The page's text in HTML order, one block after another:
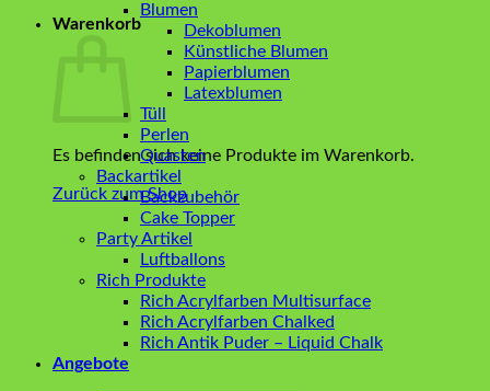
Warenkorb
Es befinden sich keine Produkte im Warenkorb.
Zurück zum Shop
Blumen
Dekoblumen
Künstliche Blumen
Papierblumen
Latexblumen
Tüll
Perlen
Quasten
Backartikel
Backzubehör
Cake Topper
Party Artikel
Luftballons
Rich Produkte
Rich Acrylfarben Multisurface
Rich Acrylfarben Chalked
Rich Antik Puder – Liquid Chalk
Angebote